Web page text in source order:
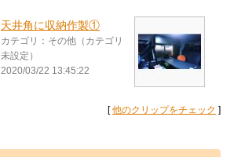
天井角に収納作製①
カテゴリ：その他（カテゴリ
未設定）
2020/03/22 13:45:22
[他のクリップをチェック ]